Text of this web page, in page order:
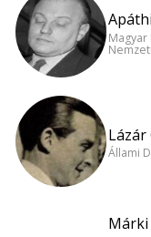
Magyar
Lázár
Állami
Márki